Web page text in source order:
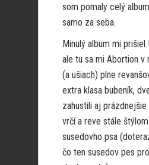
som pomaly celý
samo za seba.
Minulý album mi prišiel
ale tu sa mi Abortion v
(a ušiach) plne
extra klasa bubeník,
zahustili aj
vrčí a reve stále
susedovho psa
čo ten susedov pes